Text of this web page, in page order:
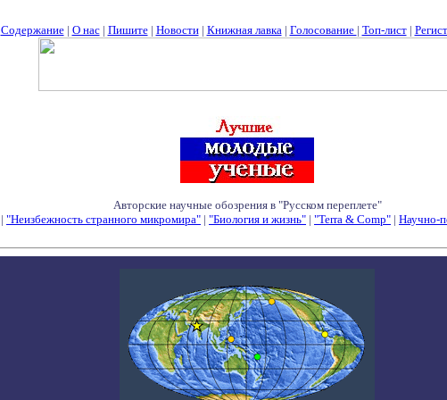
Содержание| О нас| Пишите| Новости| Книжная лавка| Голосование | Топ-лист|
Авторские научные обозрения в "Русском переплете"
| "Неизбежность странного микромира" | "Биология и жизнь" | "Terra & Comp" | Научно-